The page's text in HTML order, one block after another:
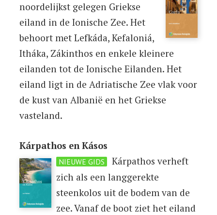
noordelijkst gelegen Griekse
eiland in de Ionische Zee. Het
behoort met Lefkáda, Kefaloniá,
Itháka, Zákinthos en enkele kleinere
eilanden tot de Ionische Eilanden. Het
eiland ligt in de Adriatische Zee vlak voor
de kust van Albanië en het Griekse
vasteland.
Kárpathos en Kásos
NIEUWE GIDS
Kárpathos verheft
zich als een langgerekte
steenkolos uit de bodem van de
zee. Vanaf de boot ziet het eiland